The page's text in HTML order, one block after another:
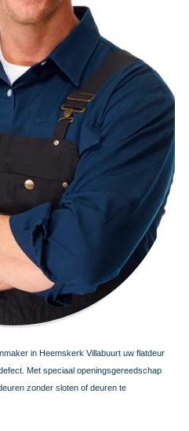
in Heemskerk Villabuurt uw flatdeur
Met speciaal openingsgereedschap
zonder sloten of deuren te